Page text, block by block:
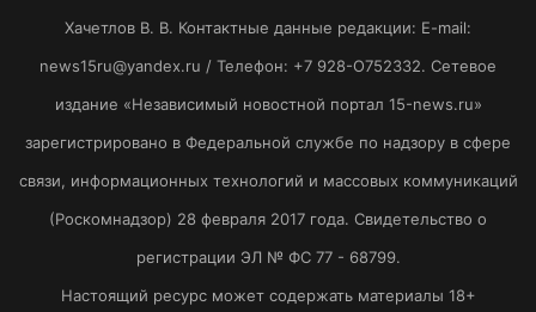
Хaчeтлoв B. B. Контактные данные редакции: E-mail:
news15ru@yandex.ru / Телефон: +7 928-O752332. Сетевое
издание «Независимый новостной портал 15-news.ru»
зарегистрировано в Федеральной службе по надзору в сфере
связи, информационных технологий и массовых коммуникаций
(Роскомнадзор) 28 февраля 2017 года. Свидетельство о
регистрации ЭЛ № ФС 77 - 68799.
Настоящий ресурс может содержать материалы 18+